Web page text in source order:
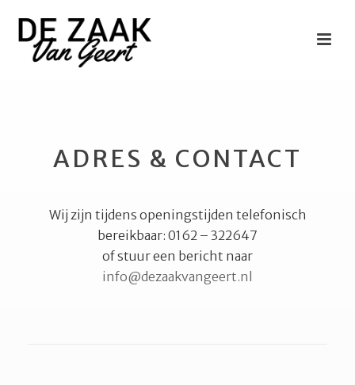
ADRES & CONTACT
Wij zijn tijdens openingstijden telefonisch
bereikbaar: 0162 – 322647
of stuur een bericht naar
info@dezaakvangeert.nl